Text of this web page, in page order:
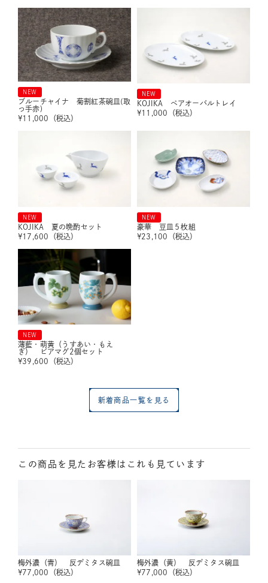
NEW
ブルーチャイナ 菊割紅茶碗皿(取
っ手赤)
¥11,000 （税込）
NEW
KOJIKA ペアオーバルトレイ
¥11,000 （税込）
NEW
KOJIKA 夏の晩酌セット
¥17,600 （税込）
NEW
豪華 豆皿５枚組
¥23,100 （税込）
NEW
薄藍・萌黄（うすあい・もえ
ぎ） ビアマグ2個セット
¥39,600 （税込）
新着商品一覧を見る
この商品を見たお客様はこれも見ています
梅外濃（青） 反デミタス碗皿
¥77,000 （税込）
梅外濃（黄） 反デミタス碗皿
¥77,000 （税込）